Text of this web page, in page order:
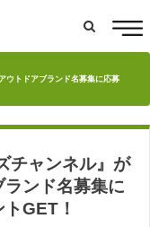
ウトドアブランド名募集に応募
チャンネル』が
ンド名募集に
GET！